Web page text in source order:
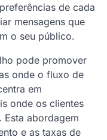
de cada
mensagens que
o seu público.
pode promover
onde o fluxo de
em
onde os clientes
abordagem
e as taxas de